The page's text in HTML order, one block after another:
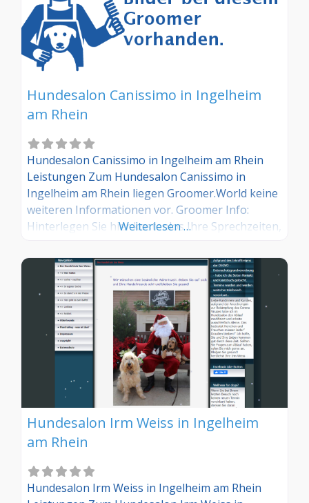
Hundesalon Canissimo in Ingelheim
am Rhein
Hundesalon Canissimo in Ingelheim am Rhein
Leistungen Zum Hundesalon Canissimo in
Ingelheim am Rhein liegen Groomer.World keine
weiteren Informationen vor. Groomer Info:
Hinterlegen Sie hier kostenlos Ihre Sprechzeiten,
anmelden! Sind Sie Kunde dieses Hundesalons?
Dann teilen Sie Ihre Erfahrungen über die
Kommentarfunktion unten mit anderen
Hundebesitzer/innen!
Weiterlesen …
Hundesalon Irm Weiss in Ingelheim
am Rhein
Hundesalon Irm Weiss in Ingelheim am Rhein